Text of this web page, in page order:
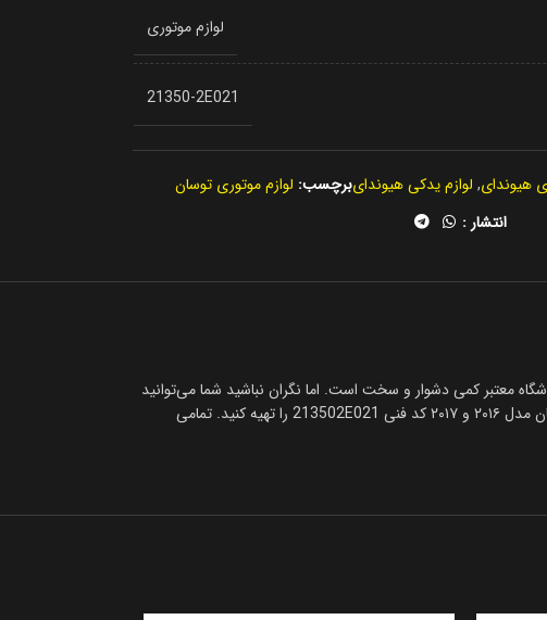
لوازم موتوری
21350-2E021
هیوندای, لوازم یدکی هیوندایبرچسب: لوازم موتوری توسان
انتشار :
۲۰۱۶ و ۲۰۱۷ دشوار است، باتوجه به وارداتی بودن اویل پمپ هیوندای توسان مدل ۲۰۱۶ و ۲۰۱۷ پیدا کردن فروشگاه معتبر کمی دشوار و سخت است. اما نگران نباشید شما می‌توانید
خیلی سریع با تماس با کارشناسان مرکز یدک خیلی فوری با همکاران ما در تماس باشید تا در سریع‌ترین زمان ممکن با بهترین قیمت اویل پمپ هیوندای توسان مدل ۲۰۱۶ و ۲۰۱۷ کد فنی 213502E021 را تهیه کنید. تمامی